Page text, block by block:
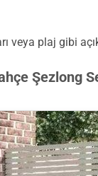
veya plaj gibi
Şezlong